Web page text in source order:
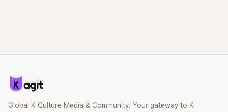
Global K-Culture Media & Community. Your gateway to K-